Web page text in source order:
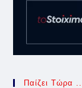
Παίζει Τώρα ..